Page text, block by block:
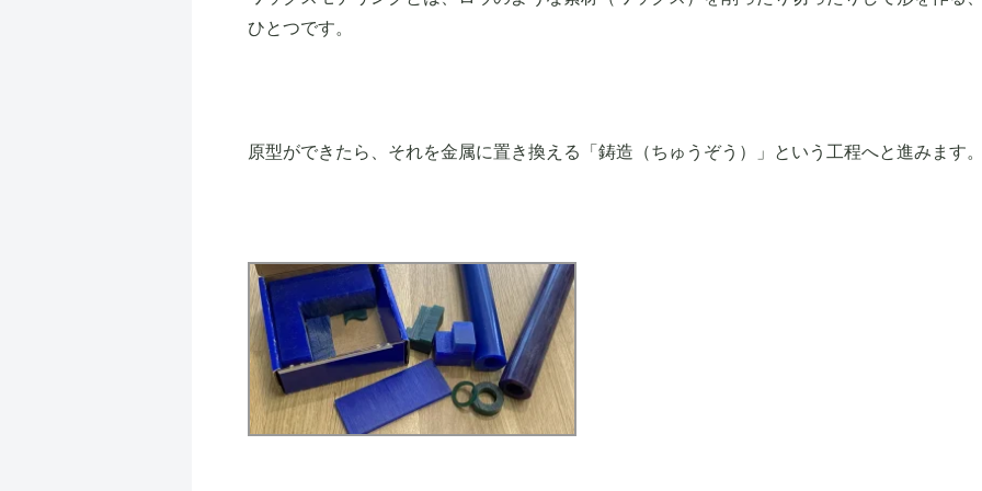
ひとつです。
原型ができたら、それを金属に置き換える「鋳造（ちゅうぞう）」という工程へと進みます